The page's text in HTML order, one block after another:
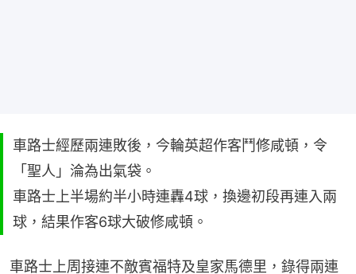
車路士經歷兩連敗後，今輪英超作客鬥修咸頓，令
「聖人」淪為出氣袋。
車路士上半場約半小時連轟4球，換邊初段再連入兩
球，結果作客6球大破修咸頓。
車路士上周接連不敵賓福特及皇家馬德里，錄得兩連